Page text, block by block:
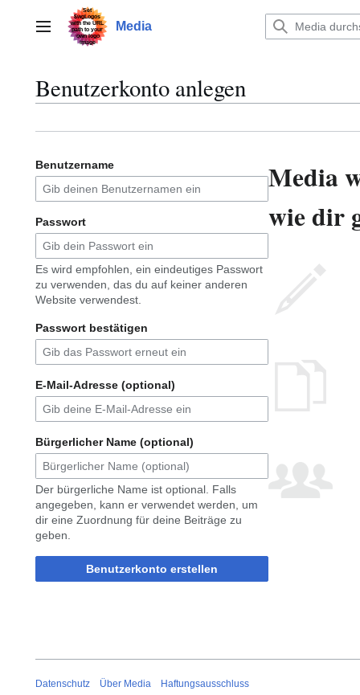
springenHauptmenü Media
Benutzerkonto anlegen
Benutzername
Passwort
Es wird empfohlen, ein eindeutiges Passwort
zu verwenden, das du auf keiner anderen
Website verwendest.
Passwort bestätigen
E-Mail-Adresse (optional)
Bürgerlicher Name (optional)
Der bürgerliche Name ist optional. Falls
angegeben, kann er verwendet werden, um
dir eine Zuordnung für deine Beiträge zu
geben.
Benutzerkonto erstellen
Media
wie dir
Datenschutz Über Media Haftungsausschluss